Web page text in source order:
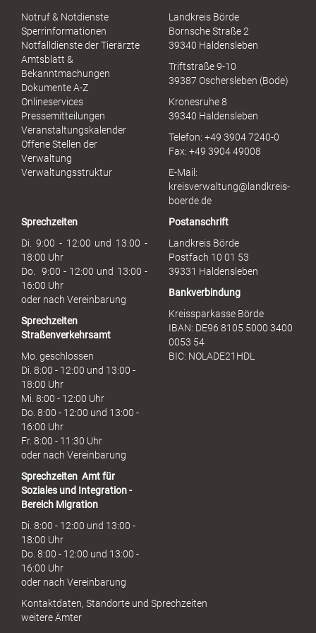
x
u
h
Notruf & Notdienste
Sperrinformationen
Notfalldienste der Tierärzte
Amtsblatt &
Bekanntmachungen
Dokumente A-Z
Onlineservices
Pressemitteilungen
Veranstaltungskalender
Offene Stellen der
Verwaltung
Verwaltungsstruktur
Landkreis Börde
Bornsche Straße 2
39340 Haldensleben
Triftstraße 9-10
39387 Oschersleben (Bode)
Kronesruhe 8
39340 Haldensleben
Telefon: +49 3904 7240-0
Fax: +49 3904 49008
E-Mail:
kreisverwaltung@landkreis-
boerde.de
Sprechzeiten
Di. 9:00 - 12:00 und 13:00 -
18:00 Uhr
Do. 9:00 - 12:00 und 13:00 -
16:00 Uhr
oder nach Vereinbarung
Sprechzeiten
Straßenverkehrsamt
Mo. geschlossen
Di. 8:00 - 12:00 und 13:00 -
18:00 Uhr
Mi. 8:00 - 12:00 Uhr
Do. 8:00 - 12:00 und 13:00 -
16:00 Uhr
Fr. 8:00 - 11:30 Uhr
oder nach Vereinbarung
Sprechzeiten Amt für
Soziales und Integration -
Bereich Migration
Di. 8:00 - 12:00 und 13:00 -
18:00 Uhr
Do. 8:00 - 12:00 und 13:00 -
16:00 Uhr
oder nach Vereinbarung
Postanschrift
Landkreis Börde
Postfach 10 01 53
39331 Haldensleben
Bankverbindung
Kreissparkasse Börde
IBAN: DE96 8105 5000 3400
0053 54
BIC: NOLADE21HDL
Kontaktdaten, Standorte und Sprechzeiten
weitere Ämter